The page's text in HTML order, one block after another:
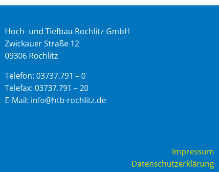
Hoch- und Tiefbau Rochlitz GmbH
Zwickauer Straße 12
09306 Rochlitz
Telefon: 03737.791 – 0
Telefax: 03737.791 – 20
E-Mail: info@htb-rochlitz.de
Impressum
Datenschutzerklärung